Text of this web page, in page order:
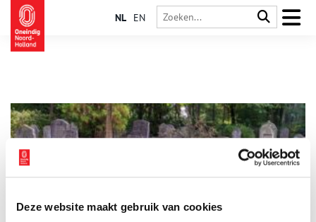
Deze website maakt gebruik van cookies
NL EN